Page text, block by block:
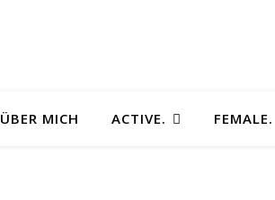
ÜBER MICH ACTIVE. FEMALE.